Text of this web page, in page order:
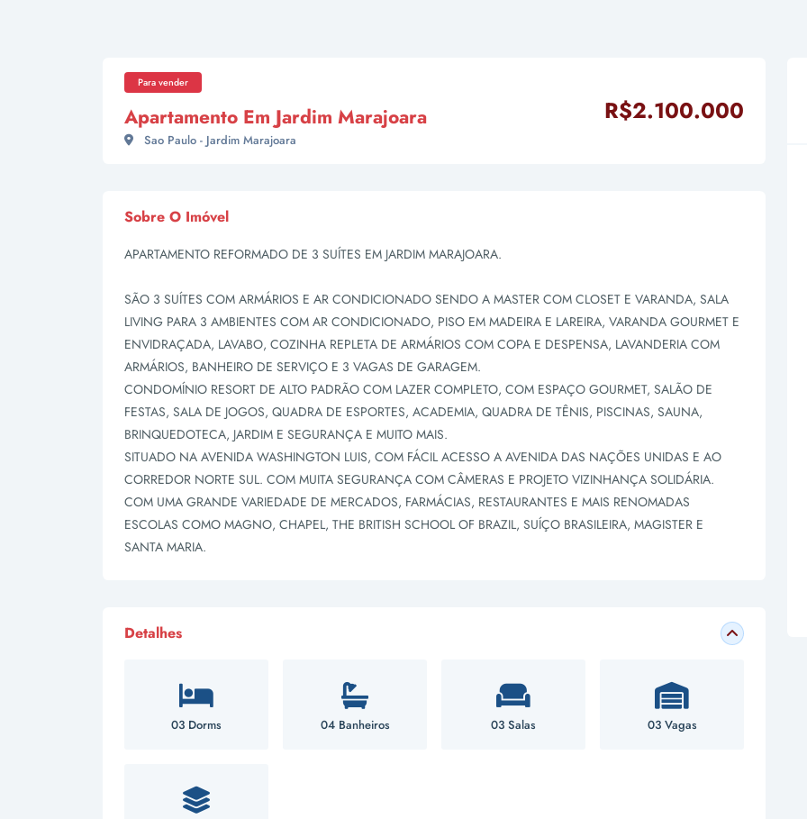
Para vender
Apartamento Em Jardim Marajoara
Sao Paulo - Jardim Marajoara
R$2.100.000
Sobre O Imóvel
APARTAMENTO REFORMADO DE 3 SUÍTES EM JARDIM MARAJOARA.
SÃO 3 SUÍTES COM ARMÁRIOS E AR CONDICIONADO SENDO A MASTER COM CLOSET E VARANDA, SALA
LIVING PARA 3 AMBIENTES COM AR CONDICIONADO, PISO EM MADEIRA E LAREIRA, VARANDA GOURMET E
ENVIDRAÇADA, LAVABO, COZINHA REPLETA DE ARMÁRIOS COM COPA E DESPENSA, LAVANDERIA COM
ARMÁRIOS, BANHEIRO DE SERVIÇO E 3 VAGAS DE GARAGEM.
CONDOMÍNIO RESORT DE ALTO PADRÃO COM LAZER COMPLETO, COM ESPAÇO GOURMET, SALÃO DE
FESTAS, SALA DE JOGOS, QUADRA DE ESPORTES, ACADEMIA, QUADRA DE TÊNIS, PISCINAS, SAUNA,
BRINQUEDOTECA, JARDIM E SEGURANÇA E MUITO MAIS.
SITUADO NA AVENIDA WASHINGTON LUIS, COM FÁCIL ACESSO A AVENIDA DAS NAÇÕES UNIDAS E AO
CORREDOR NORTE SUL. COM MUITA SEGURANÇA COM CÂMERAS E PROJETO VIZINHANÇA SOLIDÁRIA.
COM UMA GRANDE VARIEDADE DE MERCADOS, FARMÁCIAS, RESTAURANTES E MAIS RENOMADAS
ESCOLAS COMO MAGNO, CHAPEL, THE BRITISH SCHOOL OF BRAZIL, SUÍÇO BRASILEIRA, MAGISTER E
SANTA MARIA.
Detalhes
03 Dorms 04 Banheiros 03 Salas 03 Vagas